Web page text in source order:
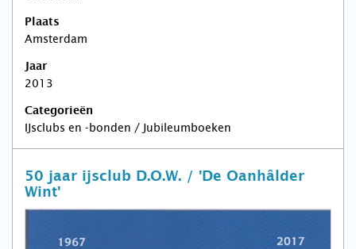
Plaats
Amsterdam
Jaar
2013
Categorieën
IJsclubs en -bonden / Jubileumboeken
50 jaar ijsclub D.O.W. / 'De Oanhâlder
Wint'